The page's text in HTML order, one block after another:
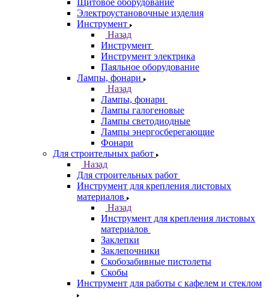
Щитовое оборудование
Электроустановочные изделия
Инструмент
Назад
Инструмент
Инструмент электрика
Паяльное оборудование
Лампы, фонари
Назад
Лампы, фонари
Лампы галогеновые
Лампы светодиодные
Лампы энергосберегающие
Фонари
Для строительных работ
Назад
Для строительных работ
Инструмент для крепления листовых
материалов
Назад
Инструмент для крепления листовых
материалов
Заклепки
Заклепочники
Скобозабивные пистолеты
Скобы
Инструмент для работы с кафелем и стеклом